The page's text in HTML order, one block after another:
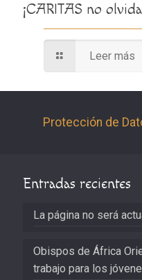
¡CARITAS no
Leer más
Protección de
Entradas recientes
La página no será
Obispos de África
trabajo para los